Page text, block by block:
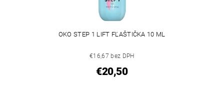
OKO STEP 1 LIFT FĽAŠTIČKA 10 ML
€16,67 bez DPH
€20,50